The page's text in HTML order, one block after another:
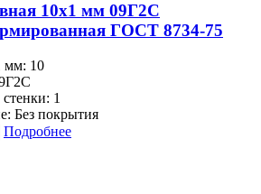
10х1 мм 09Г2С
ГОСТ 8734-75
мм: 10
1
Без покрытия
Подробнее